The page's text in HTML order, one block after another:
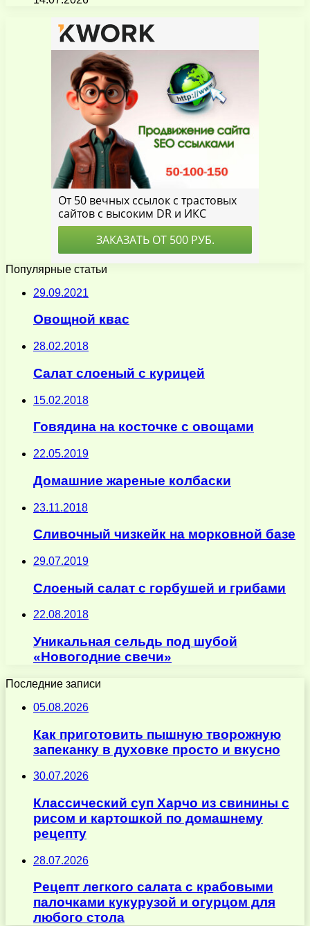
Популярные статьи
29.09.2021
Овощной квас
28.02.2018
Салат слоеный с курицей
15.02.2018
Говядина на косточке с овощами
22.05.2019
Домашние жареные колбаски
23.11.2018
Сливочный чизкейк на морковной базе
29.07.2019
Слоеный салат с горбушей и грибами
22.08.2018
Уникальная сельдь под шубой
«Новогодние свечи»
Последние записи
05.08.2026
Как приготовить пышную творожную
запеканку в духовке просто и вкусно
30.07.2026
Классический суп Харчо из свинины с
рисом и картошкой по домашнему
рецепту
28.07.2026
Рецепт легкого салата с крабовыми
палочками кукурузой и огурцом для
любого стола